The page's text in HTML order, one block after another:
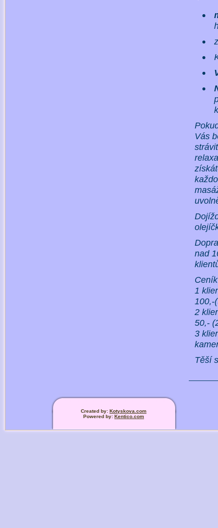
Vás
nad
1
100,-
2
50,-
3
Těší
Created by: Kotyskova.com
Powered by: Kentico.com